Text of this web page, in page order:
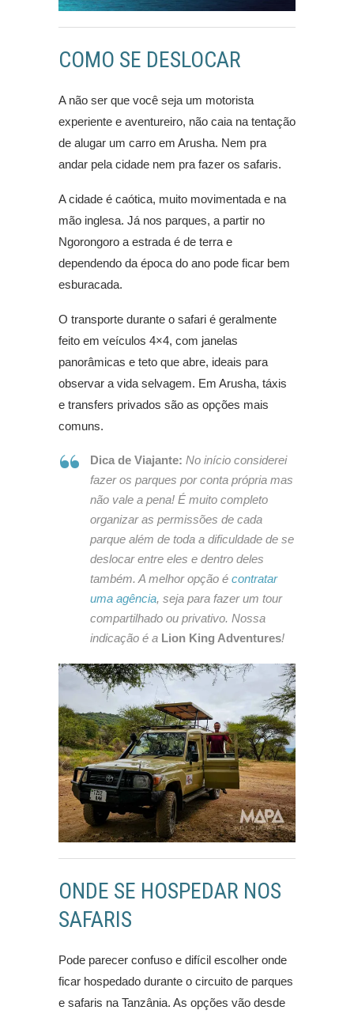
COMO SE DESLOCAR
A não ser que você seja um motorista
experiente e aventureiro, não caia na tentação
de alugar um carro em Arusha. Nem pra
andar pela cidade nem pra fazer os safaris.
A cidade é caótica, muito movimentada e na
mão inglesa. Já nos parques, a partir no
Ngorongoro a estrada é de terra e
dependendo da época do ano pode ficar bem
esburacada.
O transporte durante o safari é geralmente
feito em veículos 4×4, com janelas
panorâmicas e teto que abre, ideais para
observar a vida selvagem. Em Arusha, táxis
e transfers privados são as opções mais
comuns.
Dica de Viajante: No início considerei
fazer os parques por conta própria mas
não vale a pena! É muito completo
organizar as permissões de cada
parque além de toda a dificuldade de se
deslocar entre eles e dentro deles
também. A melhor opção é contratar
uma agência, seja para fazer um tour
compartilhado ou privativo. Nossa
indicação é a Lion King Adventures!
ONDE SE HOSPEDAR NOS
SAFARIS
Pode parecer confuso e difícil escolher onde
ficar hospedado durante o circuito de parques
e safaris na Tanzânia. As opções vão desde